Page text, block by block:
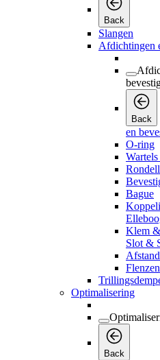
Back
Slangen
Afdichtingen
Back
en
O-ring
Wartels
Bague
Klem
Slot &
Flenzen
Optimalisering
Back